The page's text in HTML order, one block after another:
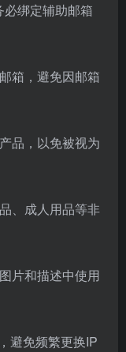
绑定辅助邮箱
箱，避免因邮箱
品，以免被视为
、成人用品等非
片和描述中使用
避免频繁更换IP